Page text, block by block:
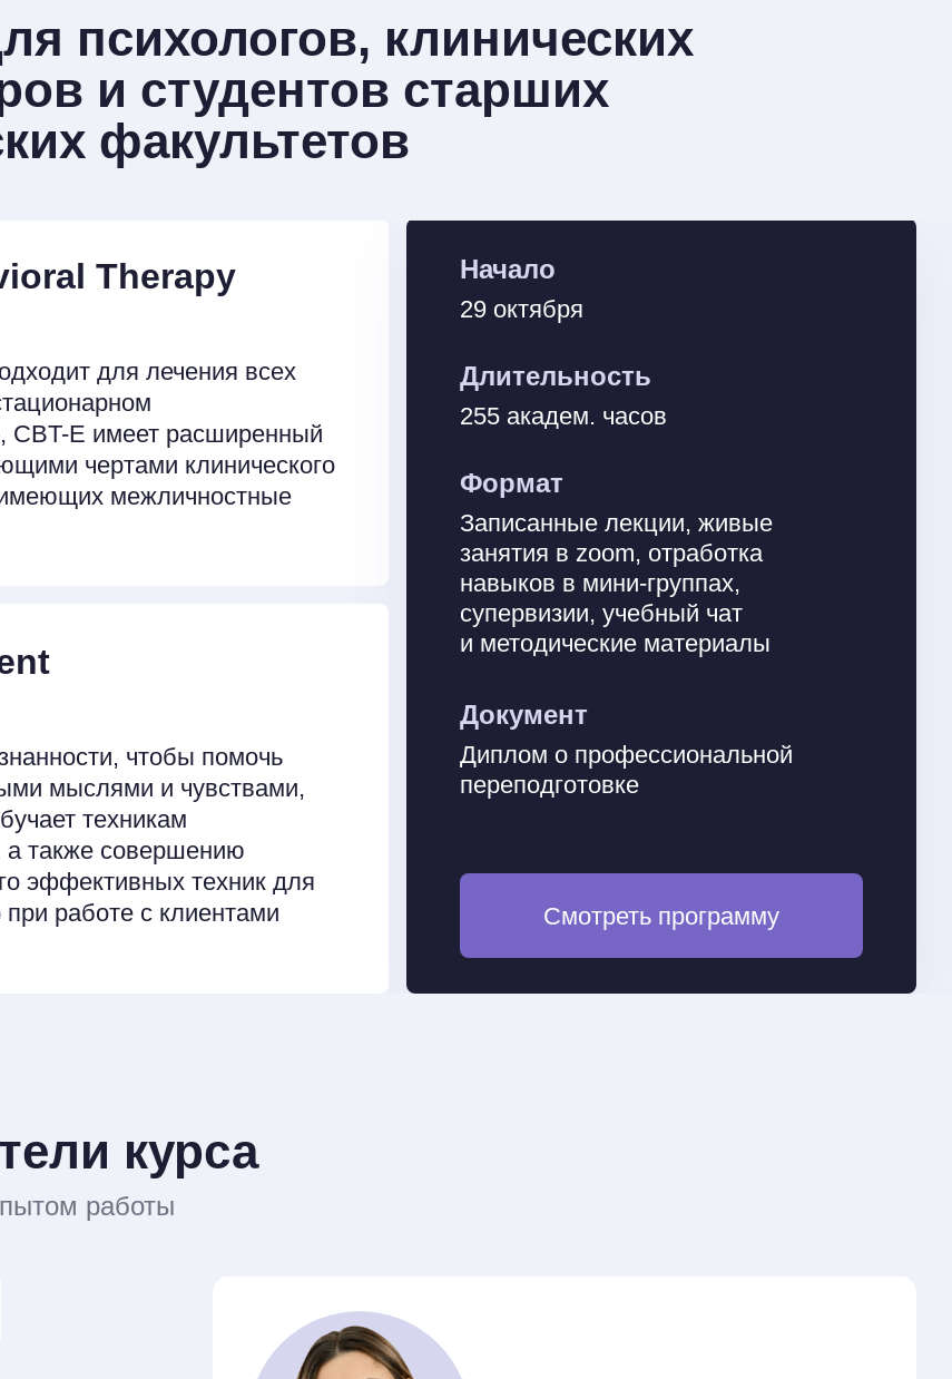
психологов, клинических
и студентов старших
факультетов
Therapy
для лечения всех
CBT-E имеет расширенный
чертами клинического
межличностные
чтобы помочь
мыслями и чувствами,
техникам
а также совершению
эффективных техник для
работе с клиентами
Смотреть программу
Начало
29 октября
Длительность
255 академ. часов
Формат
Записанные лекции, живые
занятия в zoom, отработка
навыков в мини-группах,
супервизии, учебный чат
и методические материалы
Документ
Диплом о профессиональной
переподготовке
курса
работы